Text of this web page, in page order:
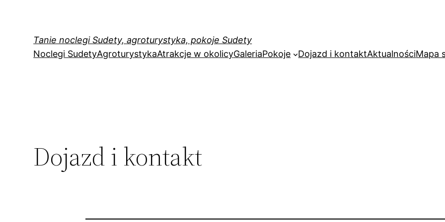
Tanie noclegi Sudety, agroturystyka, pokoje Sudety
Noclegi SudetyAgroturystykaAtrakcje w okolicyGaleriaPokoje Dojazd i kontaktAktualnościMapa
Dojazd i kontakt